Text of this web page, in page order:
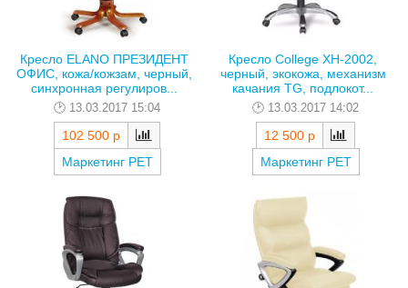
Кресло ELANO ПРЕЗИДЕНТ
ОФИС, кожа/кожзам, черный,
синхронная регулиров...
13.03.2017 15:04
102 500 р
Маркетинг РЕТ
Кресло College XH-2002,
черный, экокожа, механизм
качания TG, подлокот...
13.03.2017 14:02
12 500 р
Маркетинг РЕТ